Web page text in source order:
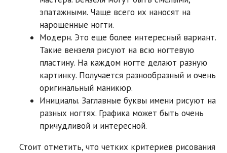
эпатажными. Чаще всего их наносят на
нарощенные ногти.
Модерн. Это еще более интересный вариант.
Такие вензеля рисуют на всю ногтевую
пластину. На каждом ногте делают разную
картинку. Получается разнообразный и очень
оригинальный маникюр.
Инициалы. Заглавные буквы имени рисуют на
разных ногтях. Графика может быть очень
причудливой и интересной.
Стоит отметить, что четких критериев рисования